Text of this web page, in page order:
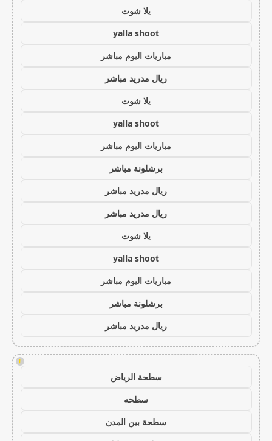
يلا شوت
yalla shoot
مباريات اليوم مباشر
ريال مدريد مباشر
يلا شوت
yalla shoot
مباريات اليوم مباشر
برشلونة مباشر
ريال مدريد مباشر
ريال مدريد مباشر
يلا شوت
yalla shoot
مباريات اليوم مباشر
برشلونة مباشر
ريال مدريد مباشر
!
سطحة الرياض
سطحه
سطحة بين المدن